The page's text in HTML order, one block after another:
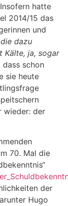
hatte
2014/15 das
und
dazu
Kälte, ja, sogar
schon
sie heute
wieder: der
70. Mal die
der
Hugo